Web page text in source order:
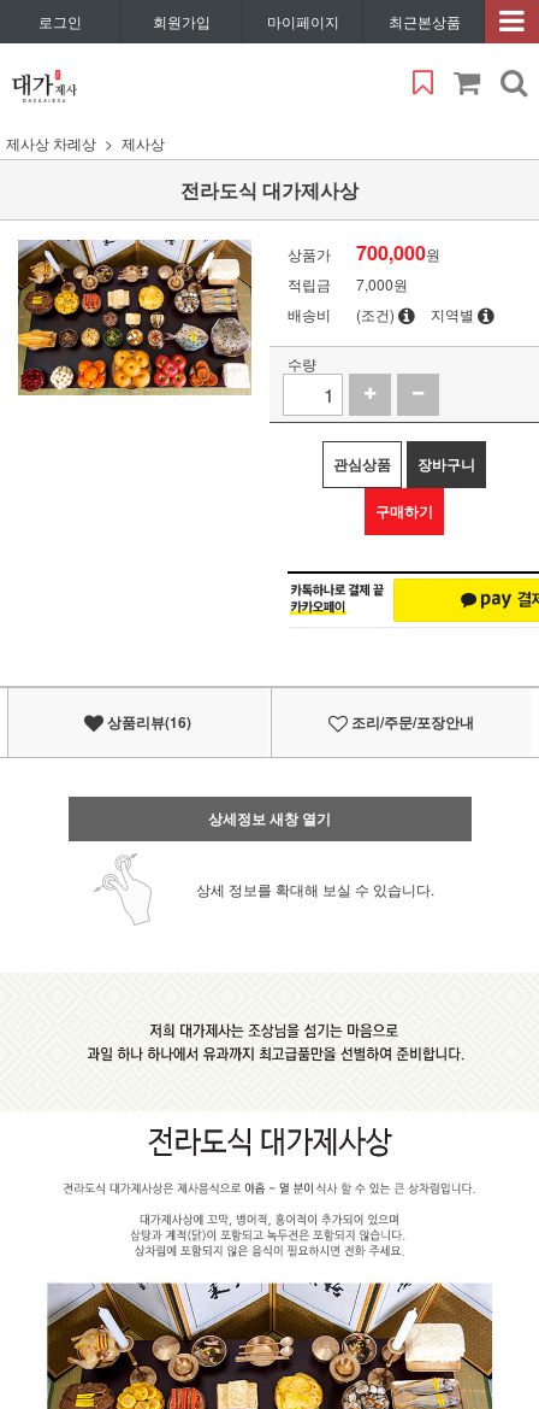
로그인 회원가입 마이페이지 최근본상품
제사상 차례상 제사상
전라도식 대가제사상
상품가 700,000원
적립금
7,000원
배송비
(조건) 지역별
수량
관심상품 장바구니
구매하기
상품리뷰(16) 조리/주문/포장안내
상세정보 새창 열기
상세 정보를 확대해 보실 수 있습니다.